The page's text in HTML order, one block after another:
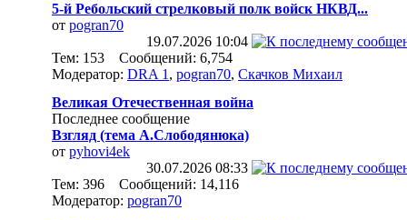
5-й Ребольский стрелковый полк войск НКВД...
от pogran70
19.07.2026 10:04
Тем: 153 Сообщений: 6,754
Модератор: DRA 1 , pogran70, Скачков Михаил
Великая Отечественная война
Последнее сообщение
Взгляд (тема А.Слободянюка)
от pyhovi4ek
30.07.2026 08:33
Тем: 396 Сообщений: 14,116
Модератор: pogran70